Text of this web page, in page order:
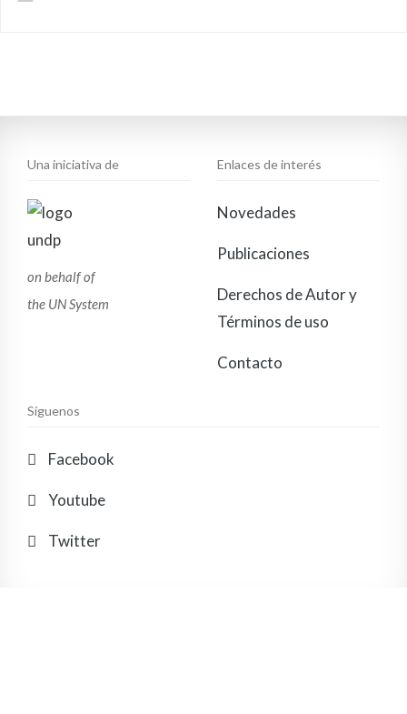
Una iniciativa de
on behalf of
the UN System
Enlaces de interés
Novedades
Publicaciones
Derechos de Autor y
Términos de uso
Contacto
Síguenos
Facebook
Youtube
Twitter